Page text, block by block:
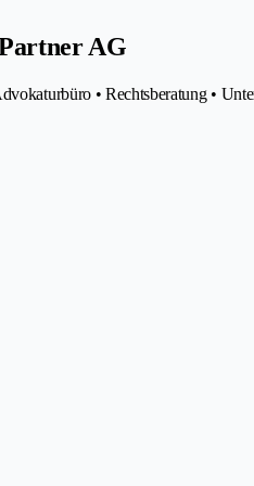
AG
• Rechtsberatung •